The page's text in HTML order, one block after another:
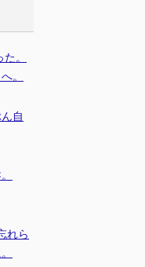
。
。
自
れら